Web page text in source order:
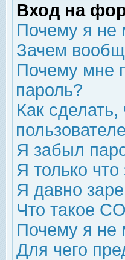
Вход на
Почему я не
Зачем
Почему мне
пароль?
Как
Я забыл
Я только
Я давно
Что такое
Почему я не
Для чего